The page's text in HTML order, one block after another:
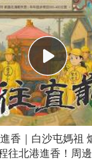
香｜白沙屯媽祖
往北港進香！周